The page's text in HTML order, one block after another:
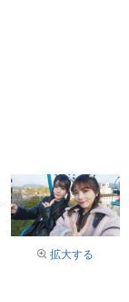
拡大する